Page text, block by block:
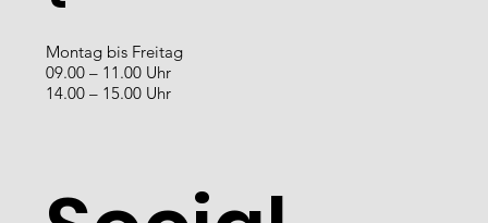
t
Montag bis Freitag